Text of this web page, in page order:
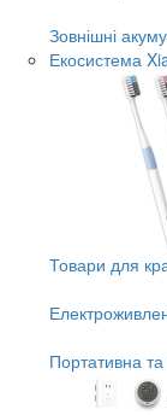
Зовнішні
Екосистема
Товари для
Портативна